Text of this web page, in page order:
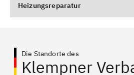
Heizungsreparatur
Die Standorte des
Klempner